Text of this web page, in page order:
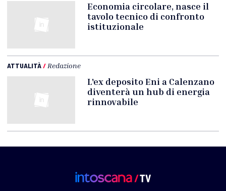
Economia circolare, nasce il
tavolo tecnico di confronto
istituzionale
ATTUALITÀ/ Redazione
L'ex deposito Eni a Calenzano
diventerà un hub di energia
rinnovabile